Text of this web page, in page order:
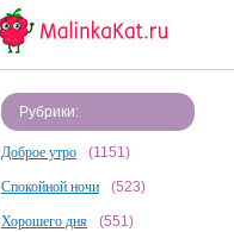
Рубрики:
Доброе утро (1151)
Спокойной ночи (523)
Хорошего дня (551)